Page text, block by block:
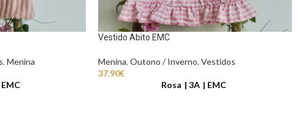
, Menina
EMC
Vestido Abito EMC
Menina, Outono / Inverno, Vestidos
37.90€
Rosa
3A EMC